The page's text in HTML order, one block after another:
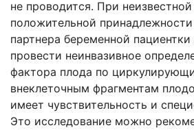
не проводится. При
положительной
партнера беременной
провести неинвазивное
фактора плода по
внеклеточным фрагментам
имеет чувствительность и
Это исследование можно